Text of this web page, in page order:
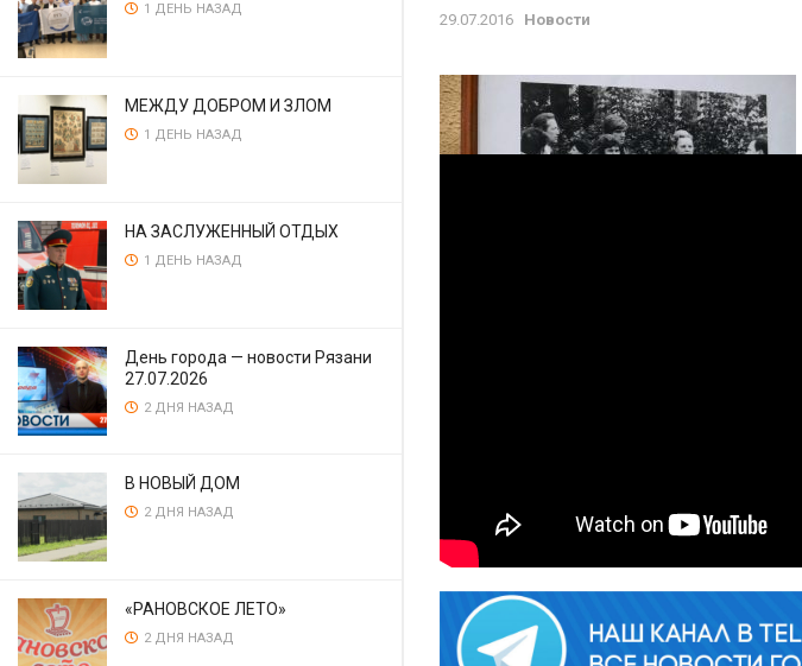
1 ДЕНЬ НАЗАД
МЕЖДУ ДОБРОМ И ЗЛОМ
1 ДЕНЬ НАЗАД
НА ЗАСЛУЖЕННЫЙ ОТДЫХ
1 ДЕНЬ НАЗАД
День города — новости Рязани
27.07.2026
2 ДНЯ НАЗАД
В НОВЫЙ ДОМ
2 ДНЯ НАЗАД
«РАНОВСКОЕ ЛЕТО»
2 ДНЯ НАЗАД
29.07.2016 Новости